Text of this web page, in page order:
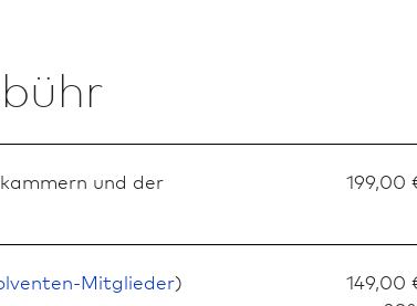
und der
199,00
Mitglieder)
149,00